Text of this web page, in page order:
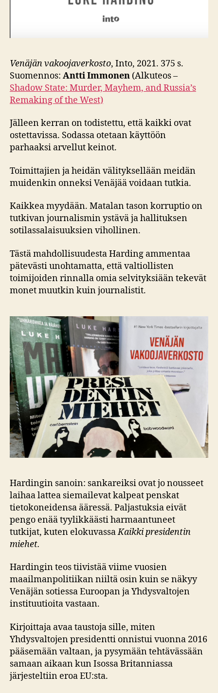
Venäjän vakoojaverkosto, Into, 2021. 375 s.
Suomennos: Antti Immonen (Alkuteos –
Shadow State: Murder, Mayhem, and Russia’s
Remaking of the West)
Jälleen kerran on todistettu, että kaikki ovat
ostettavissa. Sodassa otetaan käyttöön
parhaaksi arvellut keinot.
Toimittajien ja heidän välityksellään meidän
muidenkin onneksi Venäjää voidaan tutkia.
Kaikkea myydään. Matalan tason korruptio on
tutkivan journalismin ystävä ja hallituksen
sotilassalaisuuksien vihollinen.
Tästä mahdollisuudesta Harding ammentaa
pätevästi unohtamatta, että valtiollisten
toimijoiden rinnalla omia selvityksiään tekevät
monet muutkin kuin journalistit.
Hardingin sanoin: sankareiksi ovat jo nousseet
laihaa lattea siemailevat kalpeat penskat
tietokoneidensa ääressä. Paljastuksia eivät
pengo enää tyylikkäästi harmaantuneet
tutkijat, kuten elokuvassaKaikki presidentin
miehet.
Hardingin teos tiivistää viime vuosien
maailmanpolitiikan niiltä osin kuin se näkyy
Venäjän sotiessa Euroopan ja Yhdysvaltojen
instituutioita vastaan.
Kirjoittaja avaa taustoja sille, miten
Yhdysvaltojen presidentti onnistui vuonna 2016
pääsemään valtaan, ja pysymään tehtävässään
samaan aikaan kun Isossa Britanniassa
järjesteltiin eroa EU:sta.